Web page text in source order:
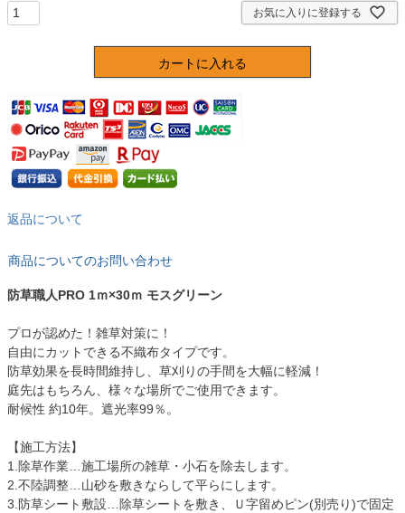
お気に入りに登録する
カートに入れる
返品について
商品についてのお問い合わせ
防草職人PRO 1ｍ×30ｍ モスグリーン
プロが認めた！雑草対策に！
自由にカットできる不織布タイプです。
防草効果を長時間維持し、草刈りの手間を大幅に軽減！
庭先はもちろん、様々な場所でご使用できます。
耐候性 約10年。遮光率99％。
【施工方法】
1.除草作業…施工場所の雑草・小石を除去します。
2.不陸調整…山砂を敷きならして平らにします。
3.防草シート敷設…除草シートを敷き、Ｕ字留めピン(別売り)で固定